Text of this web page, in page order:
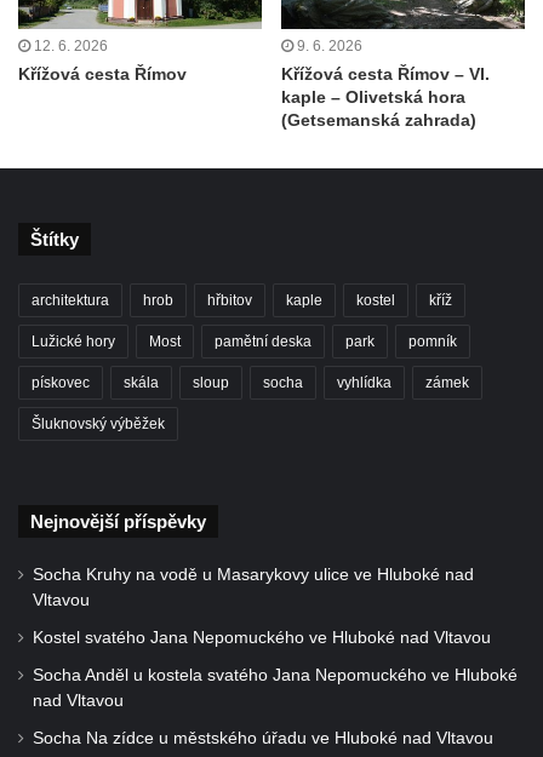
Pamětní kámen revitalizace Vltavy Vraňany
Strom svobody a památník 100 let republiky
a 30. výročí listopadu 1989 v Hrobčicích
Boží muka v parku před domem čp. 17 v
Socha svatého Antonína poustevníka v
Mirošovicích
Socha vodníka u požární nádrže v
Povodňový sloup II. v Dobříni
Pamětní kámen vodního díla Josefův Důl
Socha svaté Anny u domu čp. 3 v Oparnu
Lavička Václava Havla v Pardubicích
12. 6. 2026
Křížová cesta Římov
9. 6. 2026
Křížová cesta Římov – VI.
kaple – Olivetská hora
(Getsemanská zahrada)
Štítky
architektura hrob hřbitov kaple kostel kříž
Lužické hory Most pamětní deska park pomník
pískovec skála sloup socha vyhlídka zámek
Šluknovský výběžek
Nejnovější příspěvky
Socha Kruhy na vodě u Masarykovy ulice ve Hluboké nad
Vltavou
Kostel svatého Jana Nepomuckého ve Hluboké nad Vltavou
Socha Anděl u kostela svatého Jana Nepomuckého ve Hluboké
nad Vltavou
Socha Na zídce u městského úřadu ve Hluboké nad Vltavou